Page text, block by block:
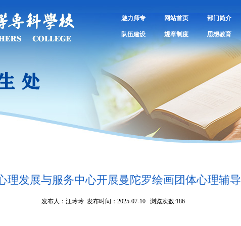
魅力师专 网站首页 部门简介
队伍建设 规章制度 思想教育
理发展与服务中心开展曼陀罗绘画团体心理辅
发布人：汪玲玲 发布时间：2025-07-10 浏览次数:186